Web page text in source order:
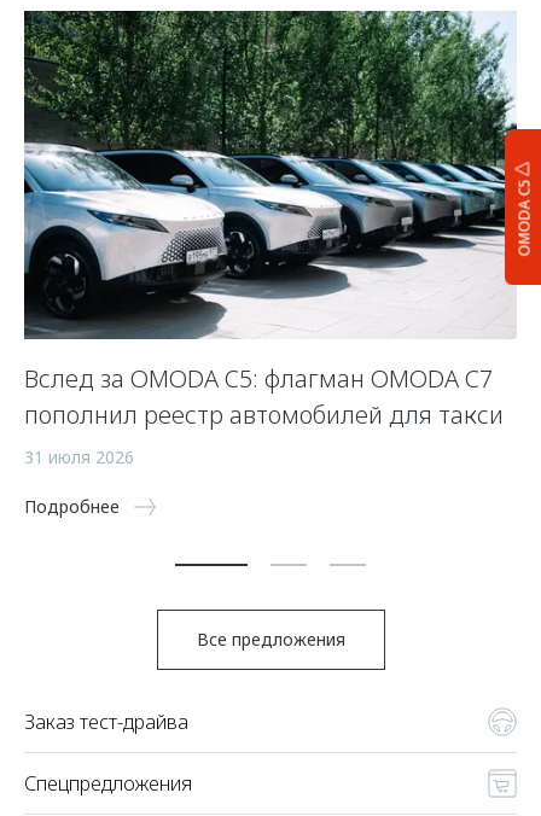
OMODA C5
Вслед за OMODA C5: флагман OMODA C7
пополнил реестр автомобилей для такси
31 июля 2026
Подробнее
Все предложения
Заказ тест-драйва
Спецпредложения